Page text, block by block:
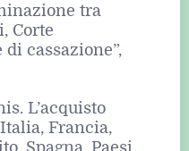
tra
Corte
cassazione”,
L’acquisto
Francia,